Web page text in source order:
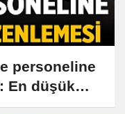
personeline
En düşük